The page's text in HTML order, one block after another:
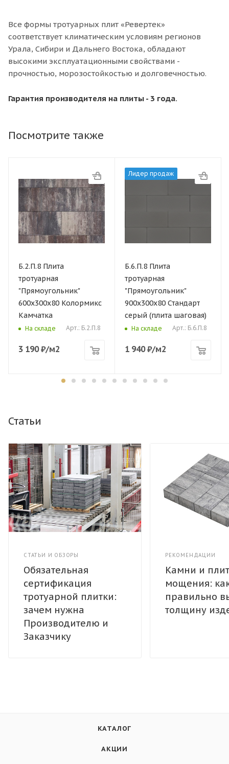
Все формы тротуарных плит «Ревертек»
соответствует климатическим условиям регионов
Урала, Сибири и Дальнего Востока, обладают
высокими эксплуатационными свойствами -
прочностью, морозостойкостью и долговечностью.
Гарантия производителя на плиты - 3 года.
Посмотрите также
Б.2.П.8 Плита
тротуарная
"Прямоугольник"
600х300х80 Колормикс
Камчатка
На складе Арт.: Б.2.П.8
3 190₽/м2
Лидер продаж
Б.6.П.8 Плита
тротуарная
"Прямоугольник"
900х300х80 Стандарт
серый (плита шаговая)
На складе Арт.: Б.6.П.8
1 940₽/м2
Статьи
СТАТЬИ И ОБЗОРЫ
Обязательная
сертификация
тротуарной плитки:
зачем нужна
Производителю и
Заказчику
РЕКОМЕНДАЦИИ
Камни и
мощения:
правильно
толщину
КАТАЛОГ
АКЦИИ